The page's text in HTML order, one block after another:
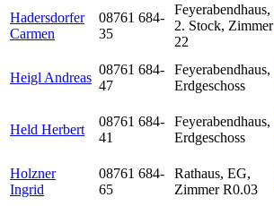
Hadersdorfer
Carmen
08761 684-
35
Feyerabendhaus,
2. Stock, Zimmer
22
Heigl Andreas
08761 684-
47
Feyerabendhaus,
Erdgeschoss
Held Herbert
08761 684-
41
Feyerabendhaus,
Erdgeschoss
Holzner
Ingrid
08761 684-
65
Rathaus, EG,
Zimmer R0.03